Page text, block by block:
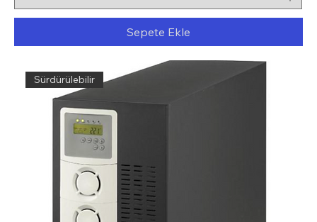
Sepete Ekle
Sürdürülebilir